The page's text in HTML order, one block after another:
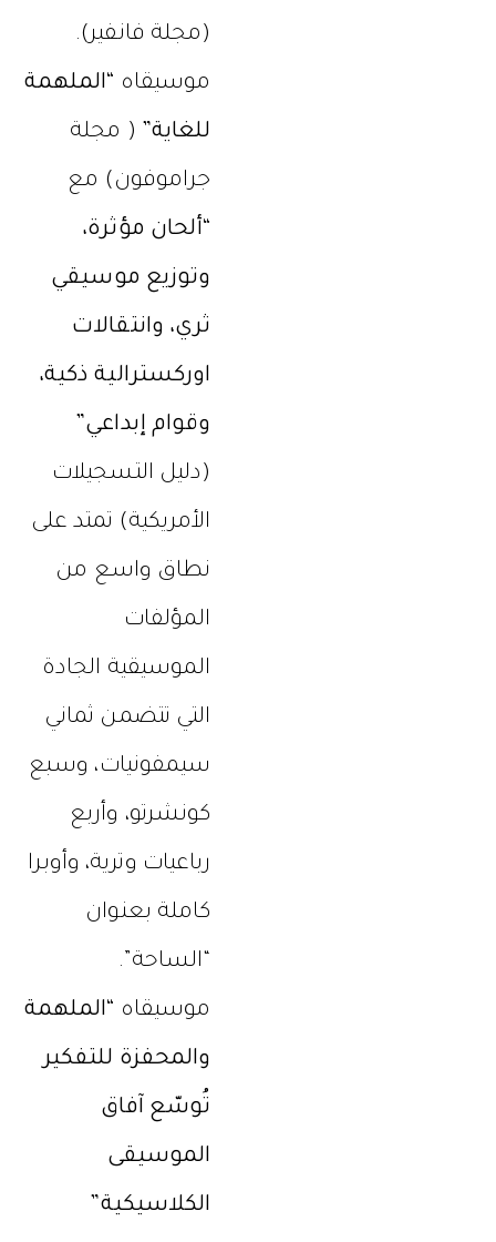
(مجلة فانفير).
موسيقاه “الملهمة
للغاية” ( مجلة
جراموفون) مع
“ألحان مؤثرة،
وتوزيع موسيقي
ثري، وانتقالات
اوركسترالية ذكية،
وقوام إبداعي”
(دليل التسجيلات
الأمريكية) تمتد على
نطاق واسع من
المؤلفات
الموسيقية الجادة
التي تتضمن ثماني
سيمفونيات، وسبع
كونشرتو، وأربع
رباعيات وترية، وأوبرا
كاملة بعنوان
“الساحة”.
موسيقاه “الملهمة
والمحفزة للتفكير
تُوسّع آفاق
الموسيقى
الكلاسيكية”